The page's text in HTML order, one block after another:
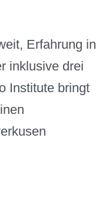
Erfahrung in
inklusive drei
Institute bringt